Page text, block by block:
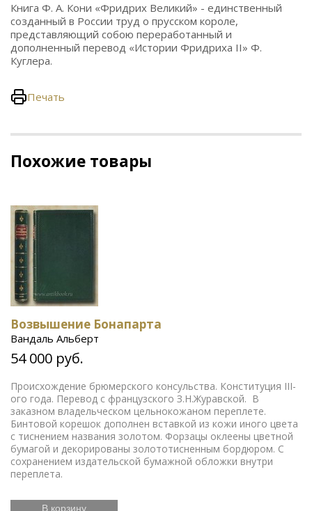
Книга Ф. А. Кони «Фридрих Великий» - единственный
созданный в России труд о прусском короле,
представляющий собою переработанный и
дополненный перевод «Истории Фридриха II» Ф.
Куглера.
Печать
Похожие товары
Возвышение Бонапарта
Вандаль Альберт
54 000 руб.
Происхождение брюмерского консульства. Конституция III-
ого года. Перевод с французского З.Н.Журавской. В
заказном владельческом цельнокожаном переплете.
Бинтовой корешок дополнен вставкой из кожи иного цвета
с тиснением названия золотом. Форзацы оклеены цветной
бумагой и декорированы золототисненным бордюром. С
сохранением издательской бумажной обложки внутри
переплета.
В корзину